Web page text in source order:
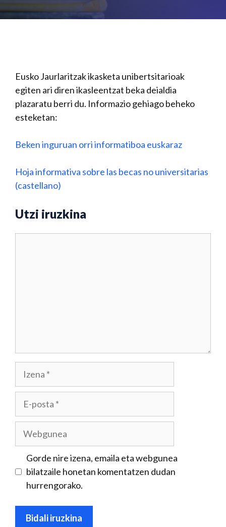
Eusko Jaurlaritzak ikasketa unibertsitarioak
egiten ari diren ikasleentzat beka deialdia
plazaratu berri du. Informazio gehiago beheko
esteketan:
Beken inguruan orri informatiboa euskaraz
Hoja informativa sobre las becas no universitarias
(castellano)
Utzi iruzkina
posta
Gorde nire izena, emaila eta webgunea
bilatzaile honetan komentatzen dudan
hurrengorako.